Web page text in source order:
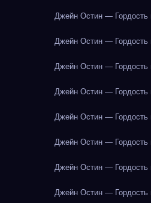
Джейн Остин — Гордость
Джейн Остин — Гордость
Джейн Остин — Гордость
Джейн Остин — Гордость
Джейн Остин — Гордость
Джейн Остин — Гордость
Джейн Остин — Гордость
Джейн Остин — Гордость